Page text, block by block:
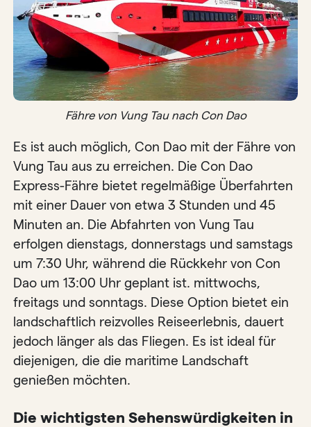
Fähre von Vung Tau nach Con Dao
Es ist auch möglich, Con Dao mit der Fähre von
Vung Tau aus zu erreichen. Die Con Dao
Express-Fähre bietet regelmäßige Überfahrten
mit einer Dauer von etwa 3 Stunden und 45
Minuten an. Die Abfahrten von Vung Tau
erfolgen dienstags, donnerstags und samstags
um 7:30 Uhr, während die Rückkehr von Con
Dao um 13:00 Uhr geplant ist. mittwochs,
freitags und sonntags. Diese Option bietet ein
landschaftlich reizvolles Reiseerlebnis, dauert
jedoch länger als das Fliegen. Es ist ideal für
diejenigen, die die maritime Landschaft
genießen möchten.
Die wichtigsten Sehenswürdigkeiten in